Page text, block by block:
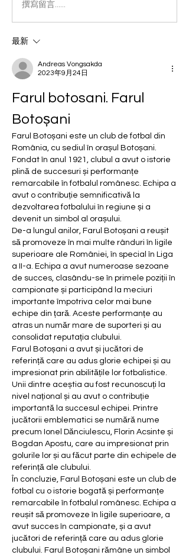
撰寫留言......
最新
Andreas Vongsakda
2023年9月24日
Farul botosani. Farul
Botoșani
Farul Botoșani este un club de fotbal din
România, cu sediul în orașul Botoșani.
Fondat în anul 1921, clubul a avut o istorie
plină de succesuri și performanțe
remarcabile în fotbalul românesc. Echipa a
avut o contribuție semnificativă la
dezvoltarea fotbalului în regiune și a
devenit un simbol al orașului.
De-a lungul anilor, Farul Botoșani a reușit
să promoveze în mai multe rânduri în ligile
superioare ale României, în special în Liga
a II-a. Echipa a avut numeroase sezoane
de succes, clasându-se în primele poziții în
campionate și participând la meciuri
importante împotriva celor mai bune
echipe din țară. Aceste performanțe au
atras un număr mare de suporteri și au
consolidat reputația clubului.
Farul Botoșani a avut și jucători de
referință care au adus glorie echipei și au
impresionat prin abilitățile lor fotbalistice.
Unii dintre aceștia au fost recunoscuți la
nivel național și au avut o contribuție
importantă la succesul echipei. Printre
jucătorii emblematici se numără nume
precum Ionel Dănciulescu, Florin Acsinte și
Bogdan Apostu, care au impresionat prin
golurile lor și au făcut parte din echipele de
referință ale clubului.
În concluzie, Farul Botoșani este un club de
fotbal cu o istorie bogată și performanțe
remarcabile în fotbalul românesc. Echipa a
reușit să promoveze în ligile superioare, a
avut succes în campionate, și a avut
jucători de referință care au adus glorie
clubului. Farul Botoșani rămâne un simbol